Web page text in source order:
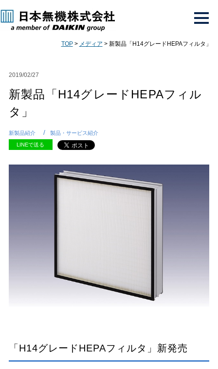
TOP> メディア > 新製品「H14グレードHEPAフィルタ」
2019/02/27
新製品「H14グレードHEPAフィル
タ」
新製品紹介
製品・サービス紹介
LINEで送る
「H14グレードHEPAフィルタ」新発売